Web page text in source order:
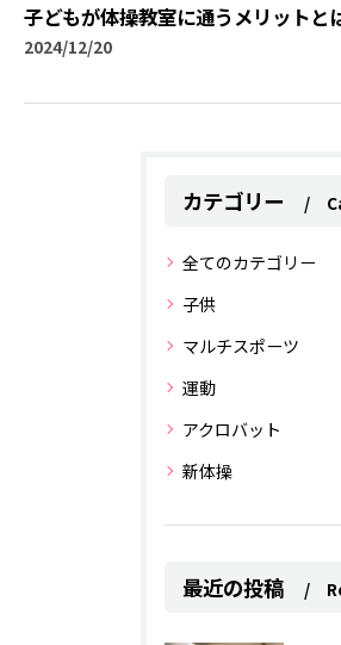
子どもが体操教室に通うメリットと
2024/12/20
カテゴリー
全てのカテゴリー
子供
マルチスポーツ
運動
アクロバット
新体操
最近の投稿